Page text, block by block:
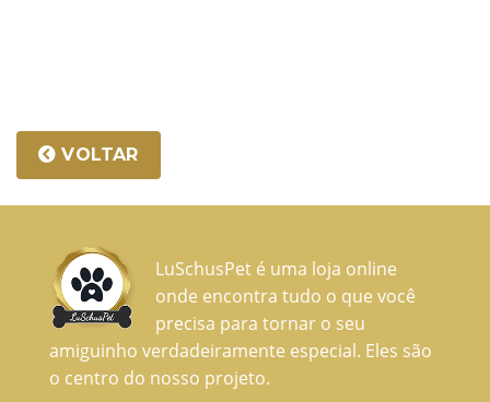
VOLTAR
LuSchusPet é uma loja online
onde encontra tudo o que você
precisa para tornar o seu
amiguinho verdadeiramente especial. Eles são
o centro do nosso projeto.